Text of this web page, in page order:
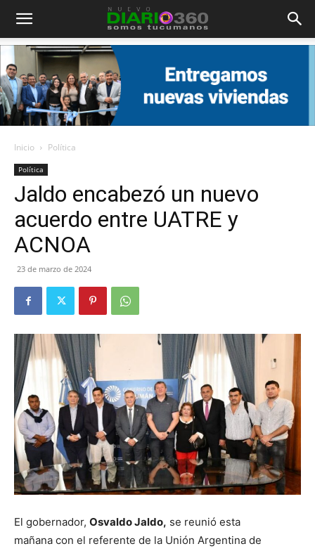
Diario
360
Inicio Política
Política
Jaldo encabezó un nuevo
acuerdo entre UATRE y
ACNOA
23 de marzo de 2024
El gobernador, Osvaldo Jaldo, se reunió esta
mañana con el referente de la Unión Argentina de